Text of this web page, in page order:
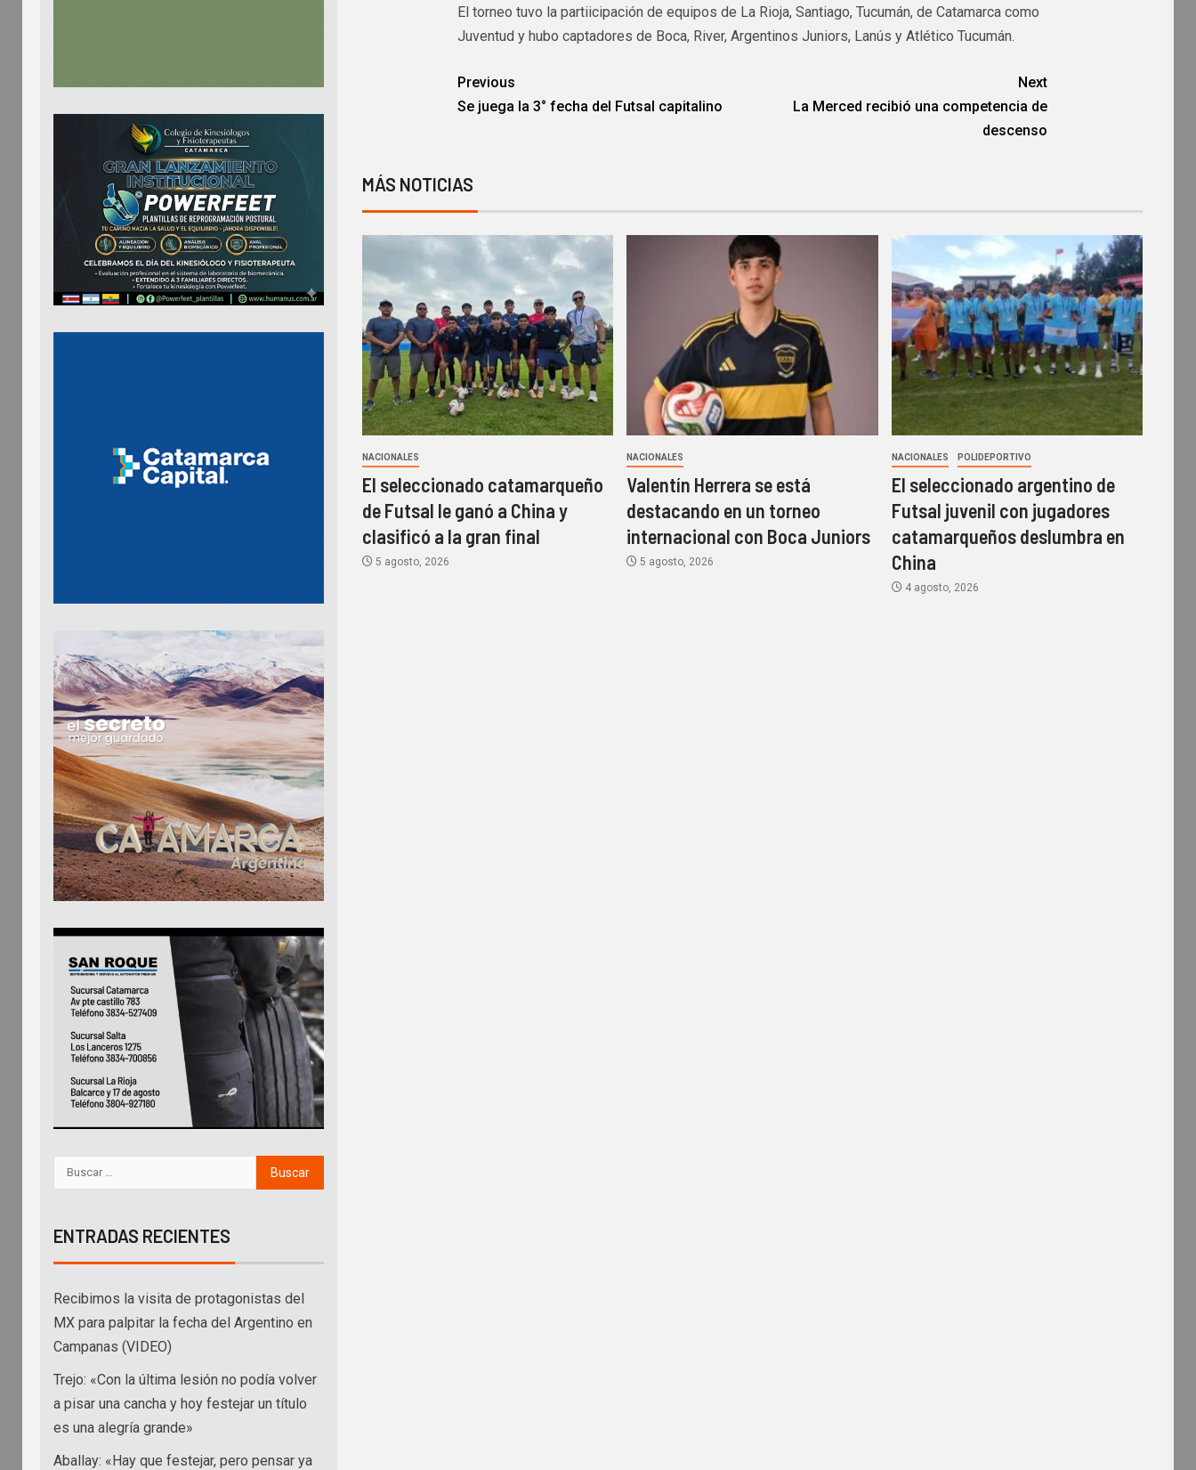
El torneo tuvo la partiicipación de equipos de La Rioja, Santiago, Tucumán, de Catamarca como
Juventud y hubo captadores de Boca, River, Argentinos Juniors, Lanús y Atlético Tucumán.
Previous
Se juega la 3° fecha del Futsal capitalino
Next
La Merced recibió una competencia de
descenso
MÁS NOTICIAS
NACIONALES
El seleccionado catamarqueño
de Futsal le ganó a China y
clasificó a la gran final
5 agosto, 2026
NACIONALES
Valentín Herrera se está
destacando en un torneo
internacional con Boca Juniors
5 agosto, 2026
NACIONALES POLIDEPORTIVO
El seleccionado argentino de
Futsal juvenil con jugadores
catamarqueños deslumbra en
China
4 agosto, 2026
ENTRADAS RECIENTES
Recibimos la visita de protagonistas del
MX para palpitar la fecha del Argentino en
Campanas (VIDEO)
Trejo: «Con la última lesión no podía volver
a pisar una cancha y hoy festejar un título
es una alegría grande»
Aballay: «Hay que festejar, pero pensar ya